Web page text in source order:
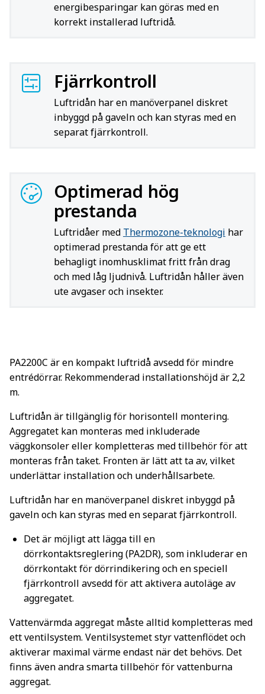
energibesparingar kan göras med en
korrekt installerad luftridå.
Fjärrkontroll
Luftridån har en manöverpanel diskret
inbyggd på gaveln och kan styras med en
separat fjärrkontroll.
Optimerad hög
prestanda
Luftridåer med Thermozone-teknologi har
optimerad prestanda för att ge ett
behagligt inomhusklimat fritt från drag
och med låg ljudnivå. Luftridån håller även
ute avgaser och insekter.
PA2200C är en kompakt luftridå avsedd för mindre
entrédörrar. Rekommenderad installationshöjd är 2,2
m.
Luftridån är tillgänglig för horisontell montering.
Aggregatet kan monteras med inkluderade
väggkonsoler eller kompletteras med tillbehör för att
monteras från taket. Fronten är lätt att ta av, vilket
underlättar installation och underhållsarbete.
Luftridån har en manöverpanel diskret inbyggd på
gaveln och kan styras med en separat fjärrkontroll.
Det är möjligt att lägga till en
dörrkontaktsreglering (PA2DR), som inkluderar en
dörrkontakt för dörrindikering och en speciell
fjärrkontroll avsedd för att aktivera autoläge av
aggregatet.
Vattenvärmda aggregat måste alltid kompletteras med
ett ventilsystem. Ventilsystemet styr vattenflödet och
aktiverar maximal värme endast när det behövs. Det
finns även andra smarta tillbehör för vattenburna
aggregat.